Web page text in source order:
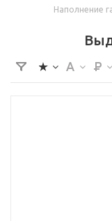
Наполнение